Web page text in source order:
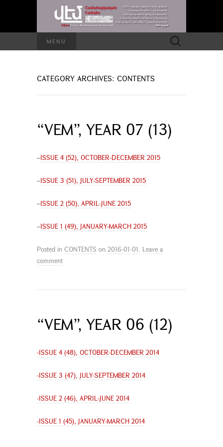
MENU
Search
for:
CATEGORY ARCHIVES: CONTENTS
“VEM”, YEAR 07 (13)
–ISSUE 4 (52), OCTOBER-DECEMBER 2015
–ISSUE 3 (51), JULY-SEPTEMBER 2015
–ISSUE 2 (50), APRIL-JUNE 2015
–ISSUE 1 (49), JANUARY-MARCH 2015
Posted in CONTENTS on 2016-01-01. Leave a
comment
“VEM”, YEAR 06 (12)
-ISSUE 4 (48), OCTOBER-DECEMBER 2014
-ISSUE 3 (47), JULY-SEPTEMBER 2014
-ISSUE 2 (46), APRIL-JUNE 2014
-ISSUE 1 (45), JANUARY-MARCH 2014